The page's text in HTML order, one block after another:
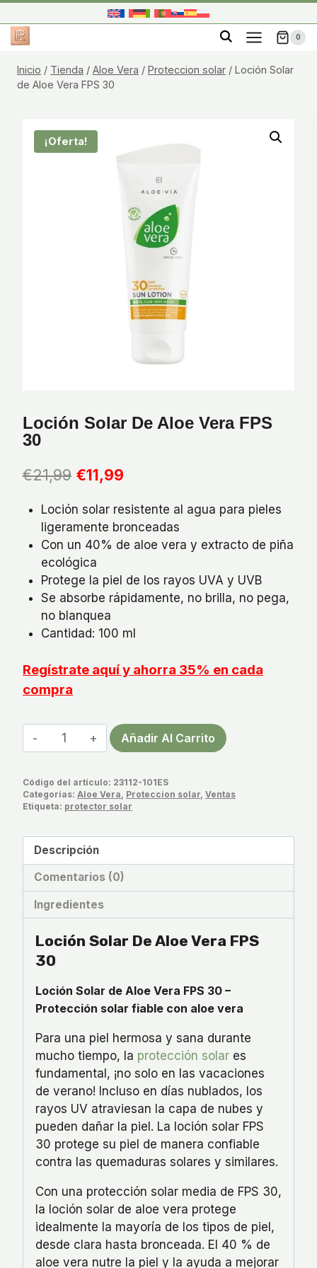
al
contenido
0
Inicio / Tienda / Aloe Vera / Proteccion solar / Loción Solar
de Aloe Vera FPS 30
¡Oferta!
Loción Solar De Aloe Vera FPS
30
€21,99 El
original
era:
€21,99.
€11,99
actual
es:
Loción solar resistente al agua para pieles
ligeramente bronceadas
Con un 40% de aloe vera y extracto de piña
ecológica
Protege la piel de los rayos UVA y UVB
Se absorbe rápidamente, no brilla, no pega,
no blanquea
Cantidad: 100 ml
Regístrate aquí y ahorra 35% en cada
compra
Loción
Solar
Aloe
Vera
30
cantidad
Añadir Al Carrito
Código del artículo: 23112-101ES
Categorías: Aloe Vera, Proteccion solar, Ventas
Etiqueta: protector solar
Descripción
Comentarios (0)
Ingredientes
Loción Solar De Aloe Vera FPS
30
Loción Solar de Aloe Vera FPS 30 –
Protección solar fiable con aloe vera
Para una piel hermosa y sana durante
mucho tiempo, la protección solar es
fundamental, ¡no solo en las vacaciones
de verano! Incluso en días nublados, los
rayos UV atraviesan la capa de nubes y
pueden dañar la piel. La loción solar FPS
30 protege su piel de manera confiable
contra las quemaduras solares y similares.
Con una protección solar media de FPS 30,
la loción solar de aloe vera protege
idealmente la mayoría de los tipos de piel,
desde clara hasta bronceada. El 40 % de
aloe vera nutre la piel y la ayuda a mejorar